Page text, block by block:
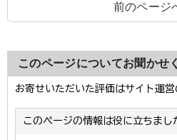
前のページ
このページについてお聞かせ